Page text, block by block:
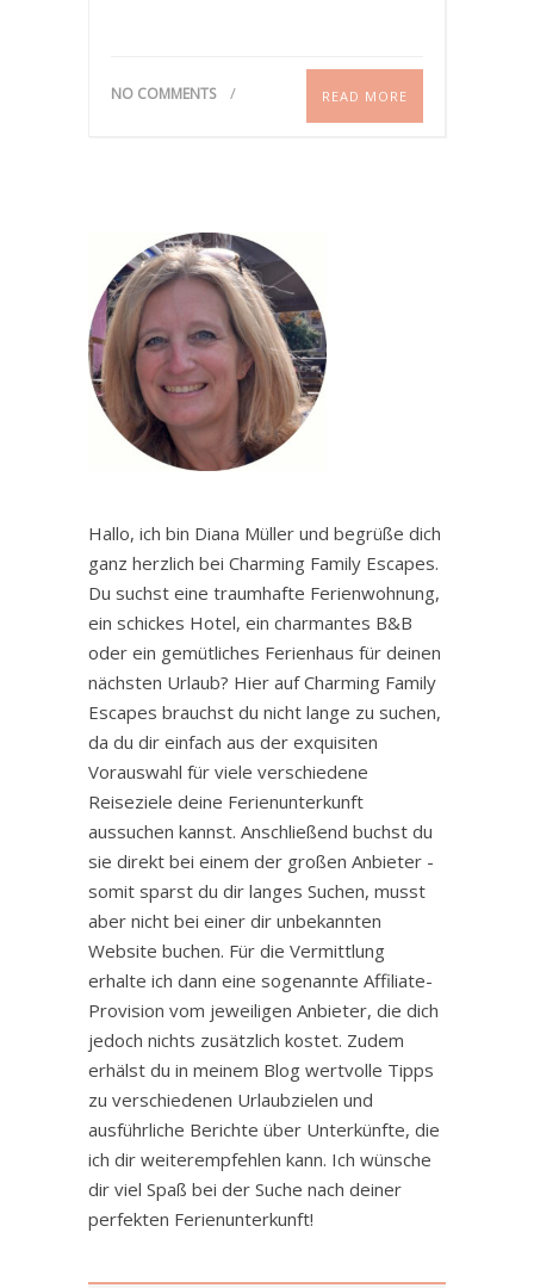
NO COMMENTS READ MORE
Hallo, ich bin Diana Müller und begrüße dich
ganz herzlich bei Charming Family Escapes.
Du suchst eine traumhafte Ferienwohnung,
ein schickes Hotel, ein charmantes B&B
oder ein gemütliches Ferienhaus für deinen
nächsten Urlaub? Hier auf Charming Family
Escapes brauchst du nicht lange zu suchen,
da du dir einfach aus der exquisiten
Vorauswahl für viele verschiedene
Reiseziele deine Ferienunterkunft
aussuchen kannst. Anschließend buchst du
sie direkt bei einem der großen Anbieter -
somit sparst du dir langes Suchen, musst
aber nicht bei einer dir unbekannten
Website buchen. Für die Vermittlung
erhalte ich dann eine sogenannte Affiliate-
Provision vom jeweiligen Anbieter, die dich
jedoch nichts zusätzlich kostet. Zudem
erhälst du in meinem Blog wertvolle Tipps
zu verschiedenen Urlaubzielen und
ausführliche Berichte über Unterkünfte, die
ich dir weiterempfehlen kann. Ich wünsche
dir viel Spaß bei der Suche nach deiner
perfekten Ferienunterkunft!